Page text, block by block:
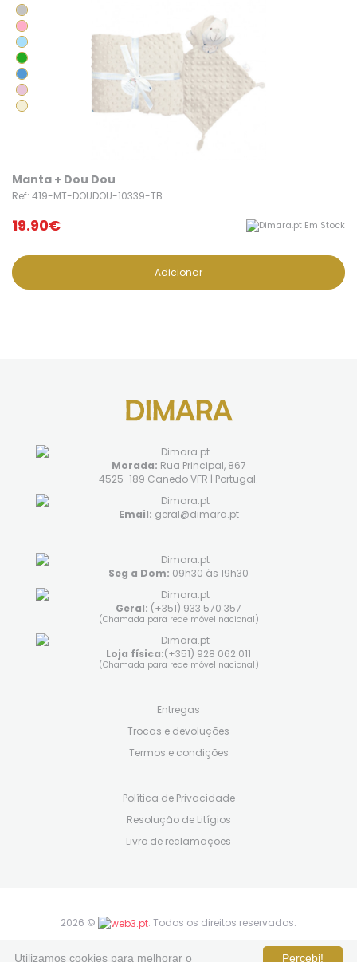
Manta + Dou Dou
Ref: 419-MT-DOUDOU-10339-TB
19.90€ Em Stock
Adicionar
Morada: Rua Principal, 867
4525-189 Canedo VFR | Portugal.
Email: geral@dimara.pt
Seg a Dom: 09h30 às 19h30
Geral: (+351) 933 570 357
(Chamada para rede móvel nacional)
Loja física:(+351) 928 062 011
(Chamada para rede móvel nacional)
Entregas
Trocas e devoluções
Termos e condições
Política de Privacidade
Resolução de Litígios
Livro de reclamações
2026 © . Todos os direitos reservados.
Percebi!
Utilizamos cookies para melhorar o